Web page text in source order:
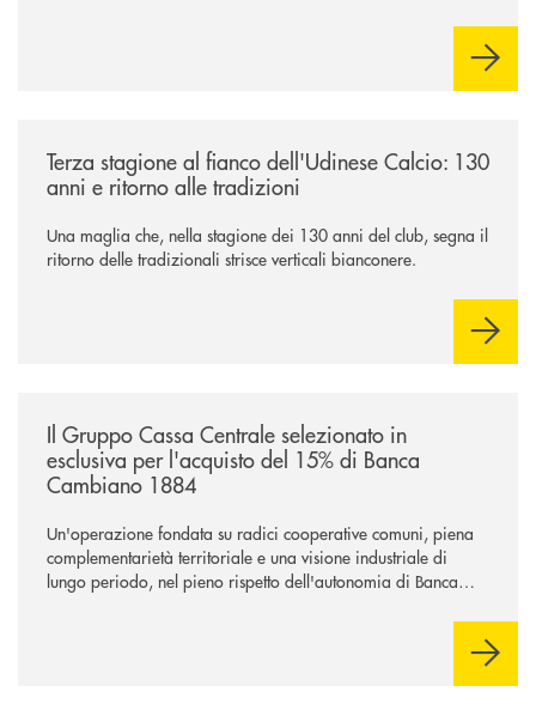
comuni e sulla prossimità ai territori, per ampliare l’offerta e
Terza stagione al fianco dell'Udinese Calcio: 130
anni e ritorno alle tradizioni
Una maglia che, nella stagione dei 130 anni del club, segna il
ritorno delle tradizionali strisce verticali bianconere.
Il Gruppo Cassa Centrale selezionato in
esclusiva per l'acquisto del 15% di Banca
Cambiano 1884
Un'operazione fondata su radici cooperative comuni, piena
complementarietà territoriale e una visione industriale di
lungo periodo, nel pieno rispetto dell'autonomia di Banca
negoziazione esclusiva per la finalizzazione dell’operazione.